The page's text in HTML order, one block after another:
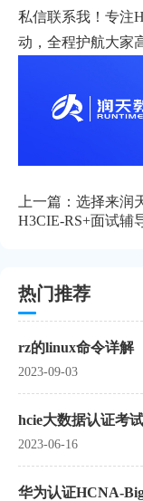
私信联系我！专注
动，全程护航大家
上一篇： 选择来润
H3CIE-RS+面试辅
热门推荐
rz的linux命令详解
2023-09-03
hcie大数据认证考试
2023-06-16
华为认证HCNA-